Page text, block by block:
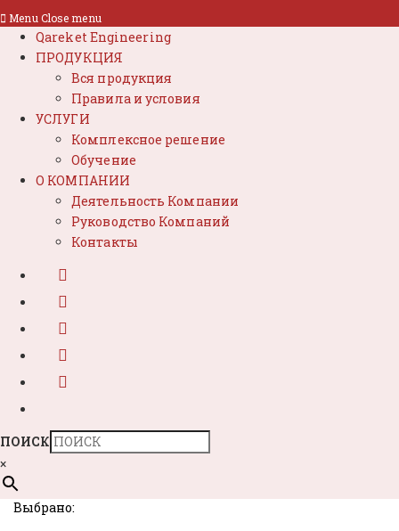
Menu Close menu
Qareket Engineering
ПРОДУКЦИЯ
Вся продукция
Правила и условия
УСЛУГИ
Комплексное решение
Обучение
О КОМПАНИИ
Деятельность Компании
Руководство Компаний
Контакты
ПОИСК
×
Выбрано: